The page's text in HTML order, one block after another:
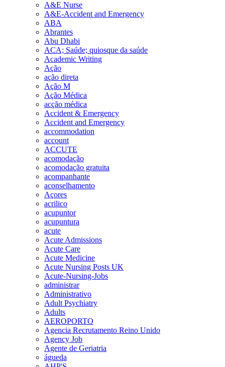
A&E Nurse
A&E-Accident and Emergency
ABA
Abrantes
Abu Dhabi
ACA; Saúde; quiosque da saúde
Academic Writing
Ação
ação direta
Ação M
Ação Médica
acção médica
Accident & Emergency
Accident and Emergency
accommodation
account
ACCUTE
acomodação
acomodação gratuita
acompanhante
aconselhamento
Açores
acrilico
acupuntor
acupuntura
acute
Acute Admissions
Acute Care
Acute Medicine
Acute Nursing Posts UK
Acute-Nursing-Jobs
administrar
Administrativo
Adult Psychiatry
Adults
AEROPORTO
Agencia Recrutamento Reino Unido
Agency Job
Agente de Geriatria
águeda